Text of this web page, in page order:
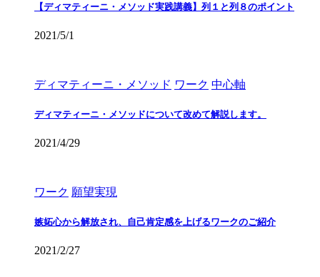
【ディマティーニ・メソッド実践講義】列１と列８のポイント
2021/5/1
ディマティーニ・メソッド ワーク 中心軸
ディマティーニ・メソッドについて改めて解説します。
2021/4/29
ワーク 願望実現
嫉妬心から解放され、自己肯定感を上げるワークのご紹介
2021/2/27